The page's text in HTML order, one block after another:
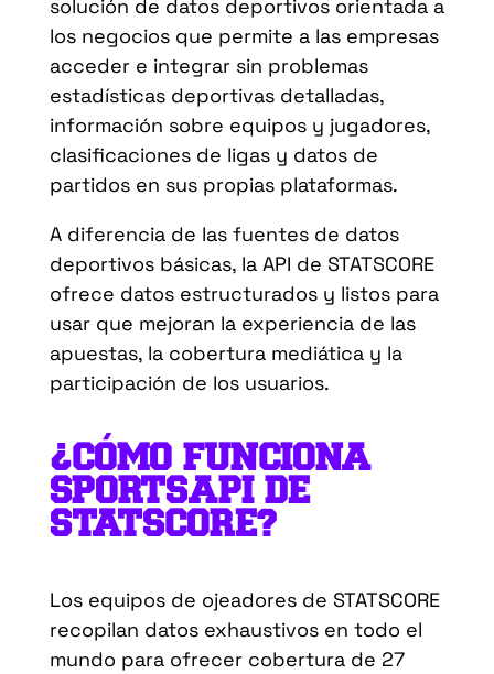
solución de datos deportivos orientada a
los negocios que permite a las empresas
acceder e integrar sin problemas
estadísticas deportivas detalladas,
información sobre equipos y jugadores,
clasificaciones de ligas y datos de
partidos en sus propias plataformas.
A diferencia de las fuentes de datos
deportivos básicas, la API de STATSCORE
ofrece datos estructurados y listos para
usar que mejoran la experiencia de las
apuestas, la cobertura mediática y la
participación de los usuarios.
¿CÓMO FUNCIONA
SPORTSAPI DE
STATSCORE?
Los equipos de ojeadores de STATSCORE
recopilan datos exhaustivos en todo el
mundo para ofrecer cobertura de 27